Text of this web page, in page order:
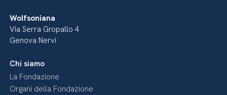
Wolfsoniana
Via Serra Gropallo 4
Genova Nervi
Chi siamo
La Fondazione
Organi della Fondazione